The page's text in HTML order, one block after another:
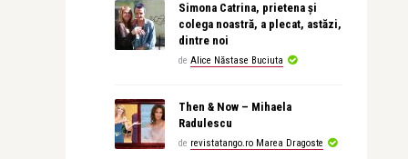
Simona Catrina, prietena și
colega noastră, a plecat, astăzi,
dintre noi
de Alice Năstase Buciuta
Then & Now – Mihaela
Radulescu
de revistatango.ro Marea Dragoste